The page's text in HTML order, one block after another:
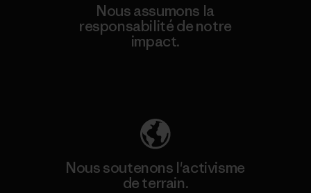
Nous assumons la
responsabilité de notre
impact.
Nous soutenons l'activisme
de terrain.